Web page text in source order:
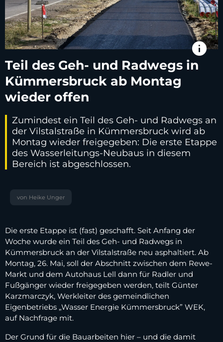
info
Teil des Geh- und Radwegs in
Kümmersbruck ab Montag
wieder offen
Zumindest ein Teil des Geh- und Radwegs an
der Vilstalstraße in Kümmersbruck wird ab
Montag wieder freigegeben: Die erste Etappe
des Wasserleitungs-Neubaus in diesem
Bereich ist abgeschlossen.
von Heike Unger
Die erste Etappe ist (fast) geschafft. Seit Anfang der
Woche wurde ein Teil des Geh- und Radwegs in
Kümmersbruck an der Vilstalstraße neu asphaltiert. Ab
Montag, 26. Mai, soll der Abschnitt zwischen dem Rewe-
Markt und dem Autohaus Lell dann für Radler und
Fußgänger wieder freigegeben werden, teilt Günter
Karzmarczyk, Werkleiter des gemeindlichen
Eigenbetriebs „Wasser Energie Kümmersbruck” WEK,
auf Nachfrage mit.
Der Grund für die Bauarbeiten hier – und die damit